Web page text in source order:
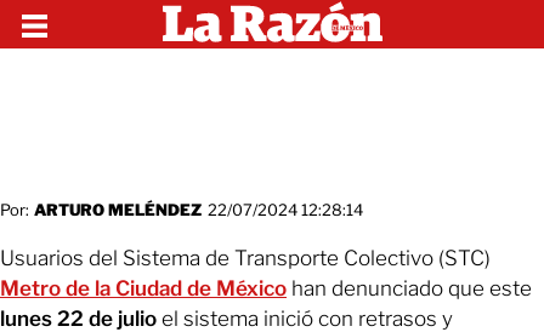
Por: ARTURO MELÉNDEZ 22/07/2024 12:28:14
Usuarios del Sistema de Transporte Colectivo (STC)
Metro de la Ciudad de México han denunciado que este
lunes 22 de julio el sistema inició con retrasos y